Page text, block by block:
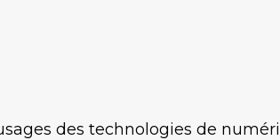
des technologies de